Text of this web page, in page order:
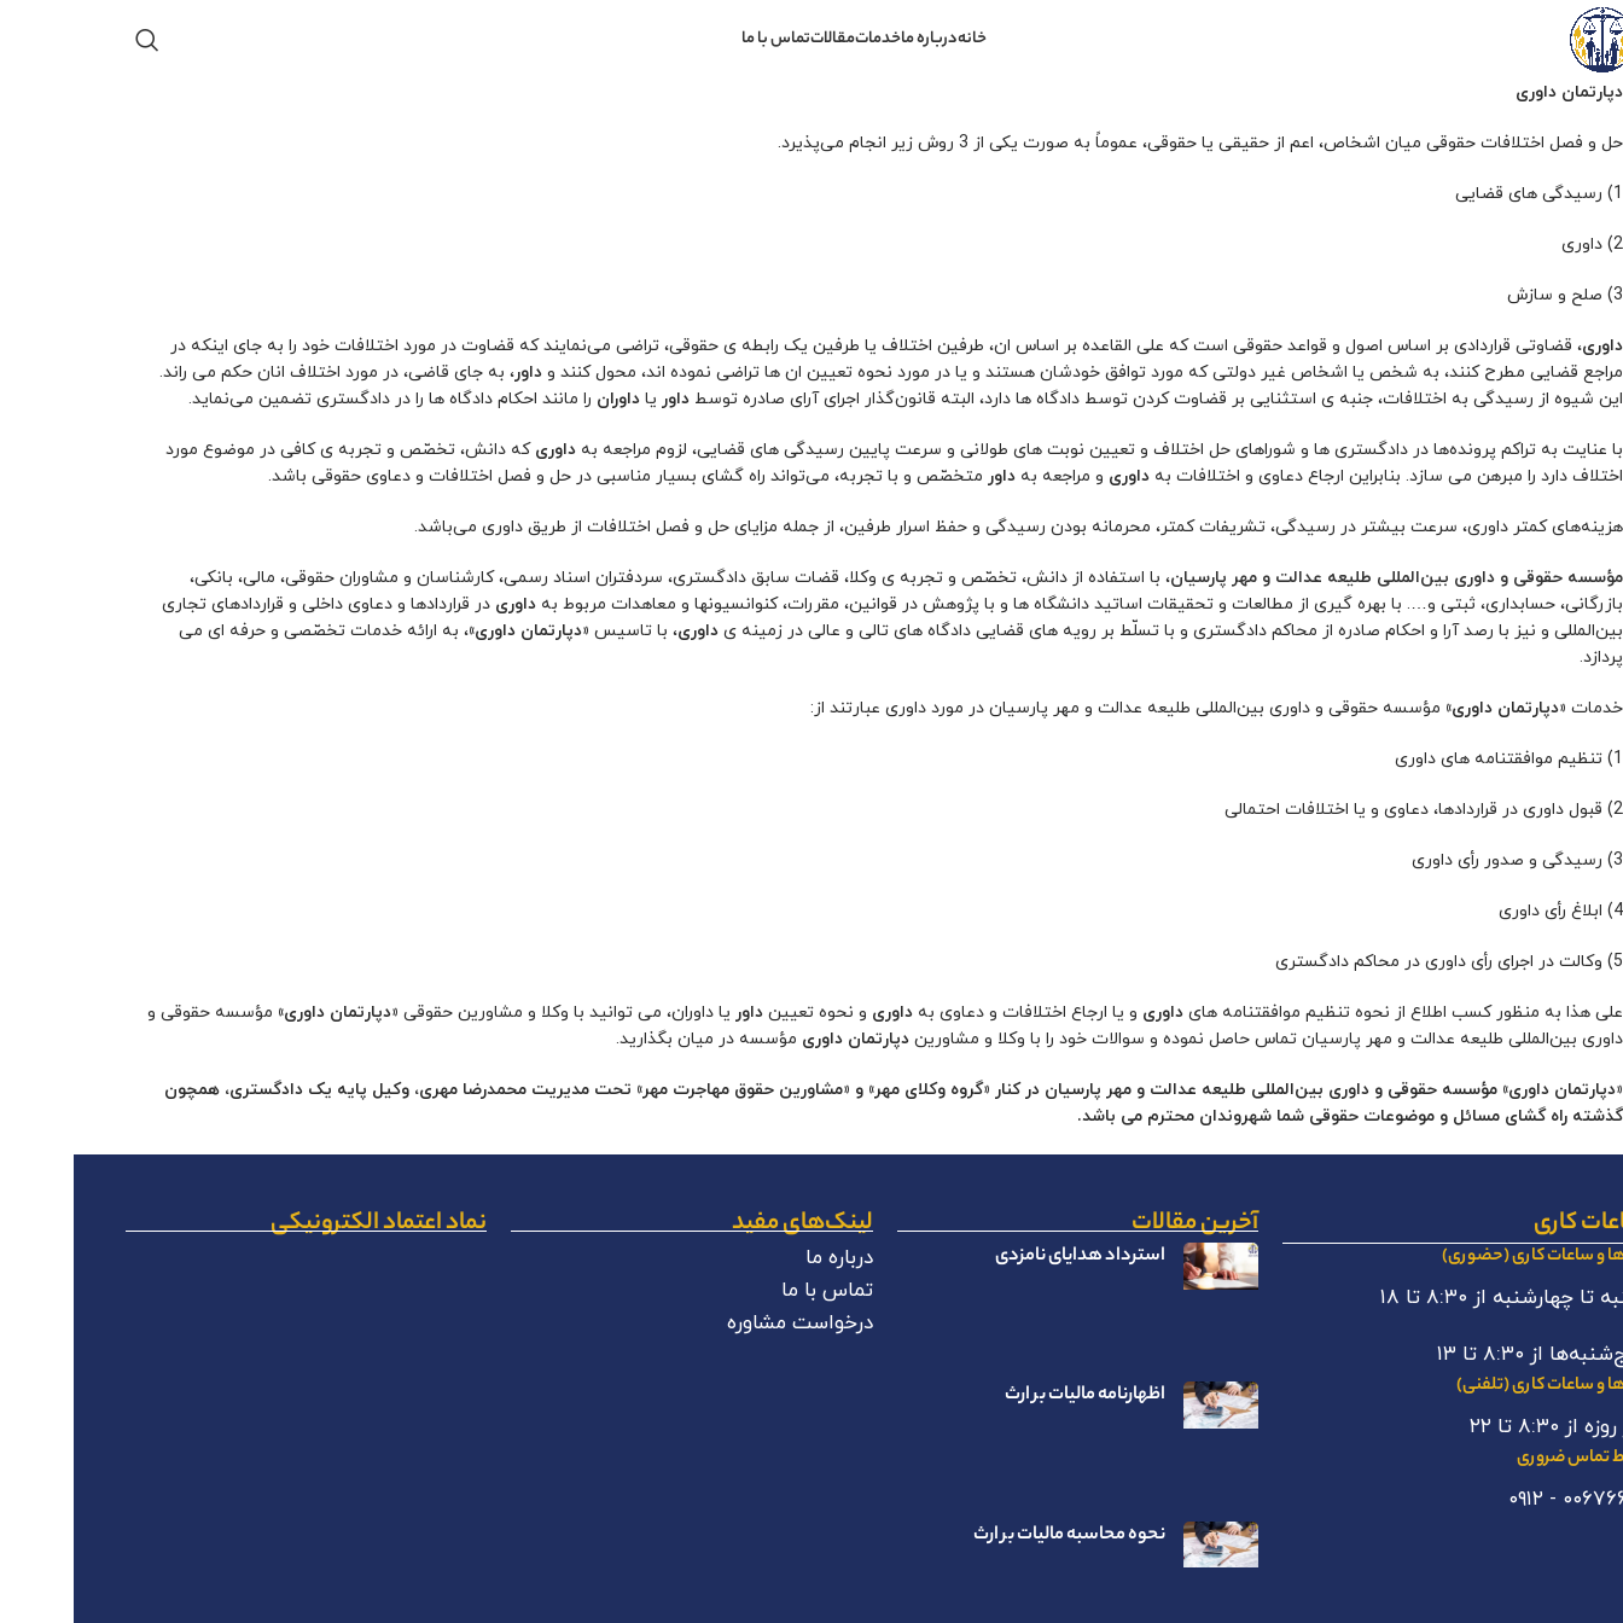
خانهدرباره ماخدماتمقالاتتماس با ما
دپارتمان داوری
حل و فصل اختلافات حقوقی میان اشخاص، اعم از حقیقی یا حقوقی، عموماً به صورت یکی از 3 روش زیر انجام می‌پذیرد.
1) رسیدگی های قضایی
2) داوری
3) صلح و سازش
داوری، قضاوتی قراردادی بر اساس اصول و قواعد حقوقی است که علی القاعده بر اساس ان، طرفین اختلاف یا طرفین یک رابطه ی حقوقی، تراضی می‌نمایند که قضاوت در مورد اختلافات خود را به جای اینکه در
مراجع قضایی مطرح کنند، به شخص یا اشخاص غیر دولتی که مورد توافق خودشان هستند و یا در مورد نحوه تعیین ان ها تراضی نموده اند، محول کنند و داور، به جای قاضی، در مورد اختلاف انان حکم می راند.
این شیوه از رسیدگی به اختلافات، جنبه ی استثنایی بر قضاوت کردن توسط دادگاه ها دارد، البته قانون‌گذار اجرای آرای صادره توسط داور یا داوران را مانند احکام دادگاه ها را در دادگستری تضمین می‌نماید.
با عنایت به تراکم پرونده‌ها در دادگستری ها و شوراهای حل اختلاف و تعیین نوبت های طولانی و سرعت پایین رسیدگی های قضایی، لزوم مراجعه به داوری که دانش، تخصّص و تجربه ی کافی در موضوع مورد
اختلاف دارد را مبرهن می سازد. بنابراین ارجاع دعاوی و اختلافات به داوری و مراجعه به داور متخصّص و با تجربه، می‌تواند راه گشای بسیار مناسبی در حل و فصل اختلافات و دعاوی حقوقی باشد.
هزینه‌های کمتر داوری، سرعت بیشتر در رسیدگی، تشریفات کمتر، محرمانه بودن رسیدگی و حفظ اسرار طرفین، از جمله مزایای حل و فصل اختلافات از طریق داوری می‌باشد.
مؤسسه حقوقی و داوری بین‌المللی طلیعه عدالت و مهر پارسیان، با استفاده از دانش، تخصّص و تجربه ی وکلا، قضات سابق دادگستری، سردفتران اسناد رسمی، کارشناسان و مشاوران حقوقی، مالی، بانکی،
بازرگانی، حسابداری، ثبتی و…. با بهره گیری از مطالعات و تحقیقات اساتید دانشگاه ها و با پژوهش در قوانین، مقررات، کنوانسیونها و معاهدات مربوط به داوری در قراردادها و دعاوی داخلی و قراردادهای تجاری
بین‌المللی و نیز با رصد آرا و احکام صادره از محاکم دادگستری و با تسلّط بر رویه های قضایی دادگاه های تالی و عالی در زمینه ی داوری، با تاسیس «دپارتمان داوری»، به ارائه خدمات تخصّصی و حرفه ای می
پردازد.
خدمات «دپارتمان داوری» مؤسسه حقوقی و داوری بین‌المللی طلیعه عدالت و مهر پارسیان در مورد داوری عبارتند از:
1) تنظیم موافقتنامه های داوری
2) قبول داوری در قراردادها، دعاوی و یا اختلافات احتمالی
3) رسیدگی و صدور رأی داوری
4) ابلاغ رأی داوری
5) وکالت در اجرای رأی داوری در محاکم دادگستری
علی هذا به منظور کسب اطلاع از نحوه تنظیم موافقتنامه های داوری و یا ارجاع اختلافات و دعاوی به داوری و نحوه تعیین داور یا داوران، می توانید با وکلا و مشاورین حقوقی «دپارتمان داوری» مؤسسه حقوقی و
داوری بین‌المللی طلیعه عدالت و مهر پارسیان تماس حاصل نموده و سوالات خود را با وکلا و مشاورین دپارتمان داوری مؤسسه در میان بگذارید.
«دپارتمان داوری» مؤسسه حقوقی و داوری بین‌المللی طلیعه عدالت و مهر پارسیان در کنار «گروه وکلای مهر» و «مشاورین حقوق مهاجرت مهر» تحت مدیریت محمدرضا مهری، وکیل پایه یک دادگستری، همچون
گذشته راه گشای مسائل و موضوعات حقوقی شما شهروندان محترم می باشد.
کاری
و ساعات کاری (حضوری)
تا چهارشنبه از ۸:۳۰ تا ۱۸
از ۸:۳۰ تا ۱۳
و ساعات کاری (تلفنی)
از ۸:۳۰ تا ۲۲
تماس ضروری
آخرین مقالات
استرداد هدایای نامزدی
اظهارنامه مالیات بر ارث
نحوه محاسبه مالیات بر ارث
لینک‌های مفید
درباره ما
تماس با ما
درخواست مشاوره
نماد اعتماد الکترونیکی